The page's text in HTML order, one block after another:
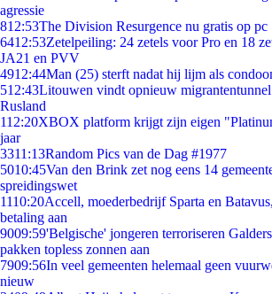
agressie
812:53The Division Resurgence nu gratis op pc
6412:53Zetelpeiling: 24 zetels voor Pro en 18
JA21 en PVV
4912:44Man (25) sterft nadat hij lijm als
512:43Litouwen vindt opnieuw
Rusland
112:20XBOX platform krijgt zijn eigen
jaar
3311:13Random Pics van de Dag #1977
5010:45Van den Brink zet nog eens 14
spreidingswet
1110:20Accell, moederbedrijf Sparta en
betaling aan
9009:59'Belgische' jongeren terroriseren
pakken topless zonnen aan
7909:56In veel gemeenten helemaal geen
nieuw